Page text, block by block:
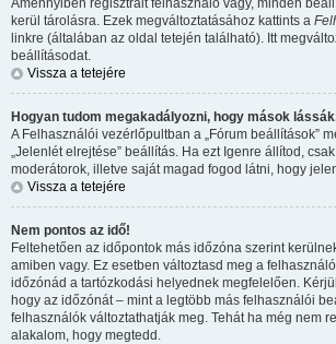
Amennyiben regisztrált felhasználó vagy, minden
kerül tárolásra. Ezek megváltoztatásához kattints a
linkre (általában az oldal tetején található). Itt
beállításodat.
Vissza a tetejére
Hogyan tudom megakadályozni, hogy mások
A Felhasználói vezérlőpultban a „Fórum beállítások”
„Jelenlét elrejtése” beállítás. Ha ezt Igenre állítod,
moderátorok, illetve saját magad fogod látni, hogy
Vissza a tetejére
Nem pontos az idő!
Feltehetően az időpontok más időzóna szerint
amiben vagy. Ez esetben változtasd meg a
időzónád a tartózkodási helyednek megfelelően.
hogy az időzónát – mint a legtöbb más felhasználói
felhasználók változtathatják meg. Tehát ha még nem
alakalom, hogy megtedd.